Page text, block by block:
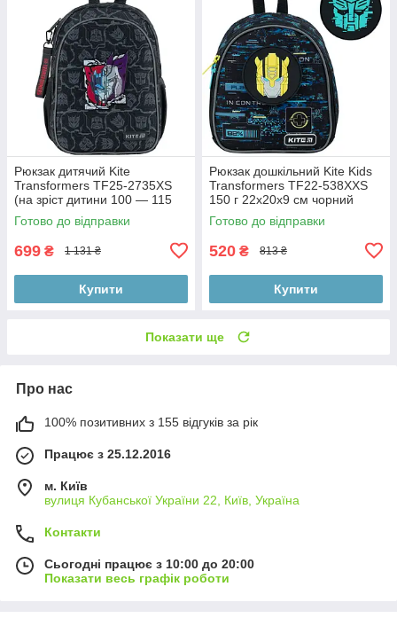
Рюкзак дитячий Kite
Transformers TF25-2735XS
(на зріст дитини 100 — 115
см)
Готово до відправки
699 ₴ 1 131 ₴
Купити
Рюкзак дошкільний Kite Kids
Transformers TF22-538XXS
150 г 22x20x9 см чорний
Готово до відправки
520 ₴ 813 ₴
Купити
Показати ще
Про нас
100% позитивних з 155 відгуків за рік
Працює з 25.12.2016
м. Київ
вулиця Кубанської України 22, Київ, Україна
Контакти
Сьогодні працює з 10:00 до 20:00
Показати весь графік роботи